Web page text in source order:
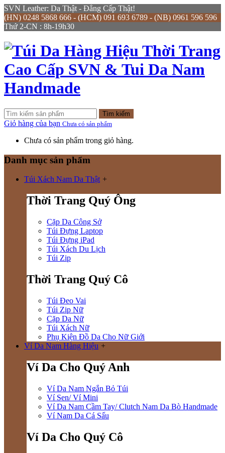
SVN Leather: Da Thật - Đẳng Cấp Thật!
(HN) 0248 5868 666 - (HCM) 091 693 6789 - (NB) 0961 596 596
Thứ 2-CN : 8h-19h30
Tìm kiếm
Giỏ hàng của bạn Chưa có sản phẩm
Chưa có sản phẩm trong giỏ hàng.
Danh mục sản phẩm
Túi Xách Nam Da Thật +
Thời Trang Quý Ông
Cặp Da Công Sở
Túi Đựng Laptop
Túi Đựng iPad
Túi Xách Du Lịch
Túi Zip
Thời Trang Quý Cô
Túi Đeo Vai
Túi Zip Nữ
Cặp Da Nữ
Túi Xách Nữ
Phụ Kiện Đồ Da Cho Nữ Giới
Ví Da Nam Hàng Hiệu +
Ví Da Cho Quý Anh
Ví Da Nam Ngắn Bỏ Túi
Ví Sen/ Ví Mini
Ví Da Nam Cầm Tay/ Clutch Nam Da Bò Handmade
Ví Nam Da Cá Sấu
Ví Da Cho Quý Cô